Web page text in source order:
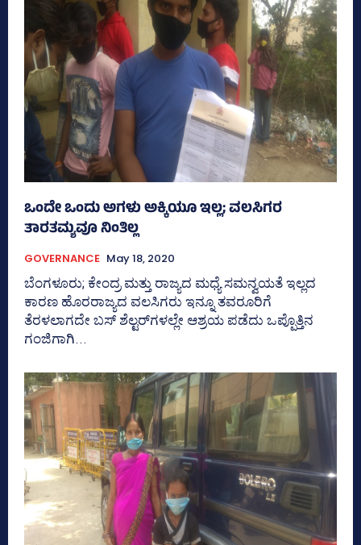
ಒಂದೇ ಒಂದು ಅಗಳು ಅಕ್ಕಿಯೂ ಇಲ್ಲ; ವಲಸಿಗರ
ತಾರತಮ್ಯವೂ ನಿಂತಿಲ್ಲ
GOVERNANCE May 18, 2020
ಬೆಂಗಳೂರು; ಕೇಂದ್ರ ಮತ್ತು ರಾಜ್ಯದ ಮಧ್ಯೆ ಸಮನ್ವಯತೆ ಇಲ್ಲದ
ಕಾರಣ ಹೊರರಾಜ್ಯದ ವಲಸಿಗರು ಇನ್ನೂ ತವರೂರಿಗೆ
ತೆರಳಲಾಗದೇ ಬಸ್‌ ಶೆಲ್ಟರ್‌ಗಳಲ್ಲೇ ಆಶ್ರಯ ಪಡೆದು ಒಪ್ಪೊತ್ತಿನ
ಗಂಜಿಗಾಗಿ...